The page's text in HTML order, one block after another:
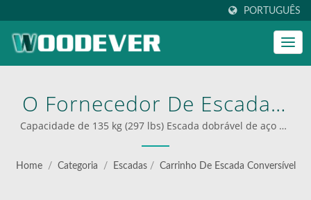
PORTUGUÊS
O Fornecedor De Escada E
Carrinho 2 Em 1 |
WOODEVER: Sua Fonte
Capacidade de 135 kg (297 lbs) Escada dobrável de aço de
3 degraus na fábrica | Fornecedor de carrinhos dobráveis
industriais
Home / Categoria / Escadas / Carrinho De Escada Conversível